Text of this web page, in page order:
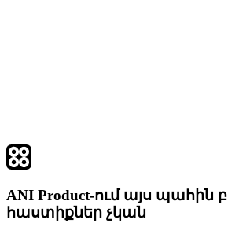
ANI Product-ում այս պահին
հաստիքներ չկան